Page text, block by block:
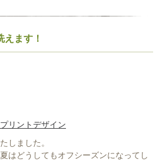
てからは、素材を意識するようになり
です。
ます！
リントデザイン
しました。
はどうしてもオフシーズンになってし